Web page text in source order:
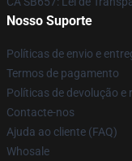
Nosso Suporte
Políticas de envio e
Termos de pagamento
Políticas de devolução e
Contacte-nos
Ajuda ao cliente (FAQ)
Whosale